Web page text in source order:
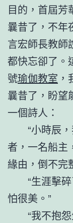
目的，首屆芳
曩昔了，不年
言宏師長教師
都快忘卻了。
號瑜伽教室
曩昔了，盼望
一個詩人：
“小時辰
者，一名船主
緣由，倒不完
“生涯擊
怕很美。”
“我不抱